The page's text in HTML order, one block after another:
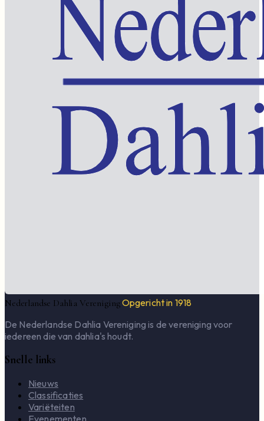
Nederlandse Dahlia VerenigingOpgericht in 1918
De Nederlandse Dahlia Vereniging is de vereniging voor
iedereen die van dahlia's houdt.
Snelle links
Nieuws
Classificaties
Variëteiten
Evenementen